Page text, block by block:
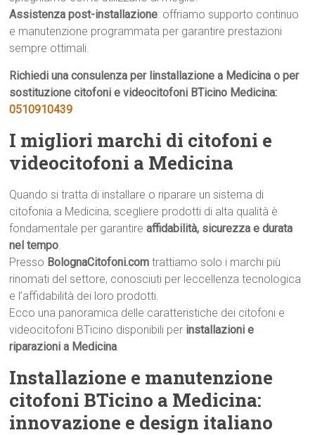
Assistenza post-installazione: offriamo supporto continuo
e manutenzione programmata per garantire prestazioni
sempre ottimali.
Richiedi una consulenza per linstallazione a Medicina o per
sostituzione citofoni e videocitofoni BTicino Medicina:
0510910439
I migliori marchi di citofoni e
videocitofoni a Medicina
Quando si tratta di installare o riparare un sistema di
citofonia a Medicina, scegliere prodotti di alta qualità è
fondamentale per garantireaffidabilità, sicurezza e durata
nel tempo.
Presso BolognaCitofoni.com trattiamo solo i marchi più
rinomati del settore, conosciuti per leccellenza tecnologica
e l’affidabilità dei loro prodotti.
Ecco una panoramica delle caratteristiche dei citofoni e
videocitofoni BTicino disponibili per installazioni e
riparazioni a Medicina.
Installazione e manutenzione
citofoni BTicino a Medicina:
innovazione e design italiano